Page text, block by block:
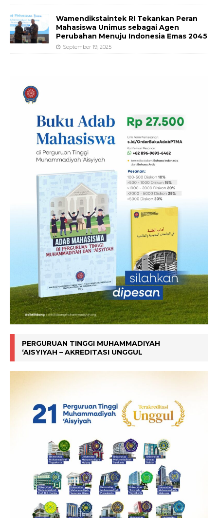
Wamendikstaintek RI Tekankan Peran
Mahasiswa Unimus sebagai Agen
Perubahan Menuju Indonesia Emas 2045
September 19, 2025
PERGURUAN TINGGI MUHAMMADIYAH
‘AISYIYAH – AKREDITASI UNGGUL